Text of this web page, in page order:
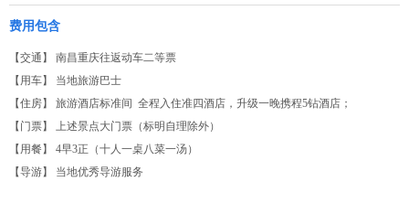
费用包含
【交通】 南昌重庆往返动车二等票
【用车】 当地旅游巴士
【住房】 旅游酒店标准间 全程入住准四酒店，升级一晚携程5钻酒店；
【门票】 上述景点大门票（标明自理除外）
【用餐】 4早3正（十人一桌八菜一汤）
【导游】 当地优秀导游服务